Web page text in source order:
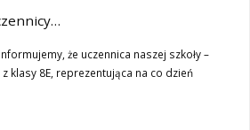
że uczennica naszej szkoły –
klasy 8E, reprezentująca na co dzień